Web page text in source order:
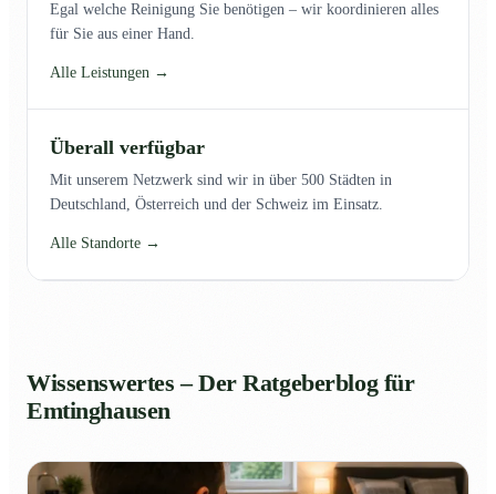
Egal welche Reinigung Sie benötigen – wir koordinieren alles
für Sie aus einer Hand.
Alle Leistungen →
Überall verfügbar
Mit unserem Netzwerk sind wir in über 500 Städten in
Deutschland, Österreich und der Schweiz im Einsatz.
Alle Standorte →
Wissenswertes – Der Ratgeberblog für
Emtinghausen